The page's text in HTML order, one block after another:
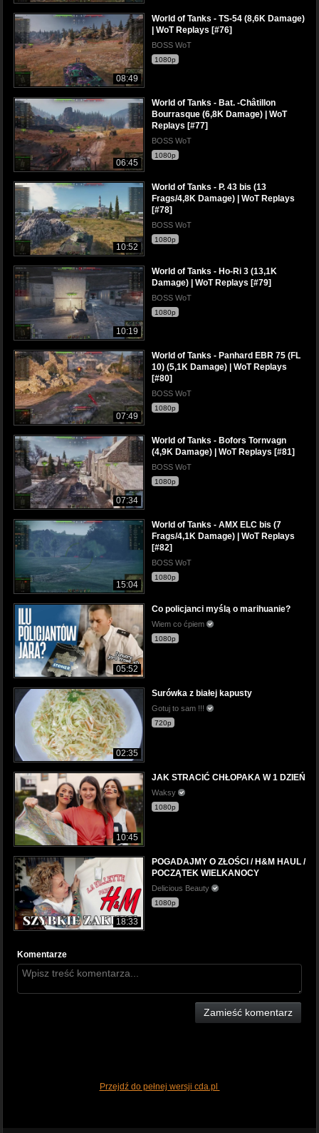
08:49
World of Tanks - TS-54 (8,6K Damage)
| WoT Replays [#76]
BOSS WoT
1080p
06:45
World of Tanks - Bat. -Châtillon
Bourrasque (6,8K Damage) | WoT
Replays [#77]
BOSS WoT
1080p
10:52
World of Tanks - P. 43 bis (13
Frags/4,8K Damage) | WoT Replays
[#78]
BOSS WoT
1080p
10:19
World of Tanks - Ho-Ri 3 (13,1K
Damage) | WoT Replays [#79]
BOSS WoT
1080p
07:49
World of Tanks - Panhard EBR 75 (FL
10) (5,1K Damage) | WoT Replays
[#80]
BOSS WoT
1080p
07:34
World of Tanks - Bofors Tornvagn
(4,9K Damage) | WoT Replays [#81]
BOSS WoT
1080p
15:04
World of Tanks - AMX ELC bis (7
Frags/4,1K Damage) | WoT Replays
[#82]
BOSS WoT
1080p
05:52
Co policjanci myślą o marihuanie?
Wiem co ćpiem
1080p
02:35
Surówka z białej kapusty
Gotuj to sam !!!
720p
10:45
JAK STRACIĆ CHŁOPAKA W 1 DZIEŃ
Waksy
1080p
18:33
POGADAJMY O ZŁOŚCI / H&M HAUL /
POCZĄTEK WIELKANOCY
Delicious Beauty
1080p
Komentarze
Zamieść komentarz
Przejdź do pełnej wersji cda.pl